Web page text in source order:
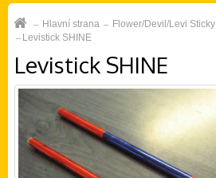
Hlavní strana Flower/Devil/Levi Sticky
Levistick SHINE
Levistick SHINE